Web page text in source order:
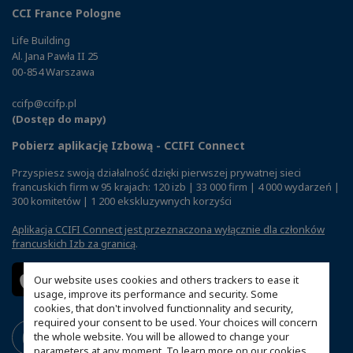
Our website uses cookies and others trackers to ease it
usage, improve its performance and security. Some
cookies, that don't involved functionnality and security,
required your consent to be used. Your choices will concern
the whole website. You will be allowed to change your
CCI France Pologne
Life Building
Al. Jana Pawła II 25
00-854 Warszawa
ccifp@ccifp.pl
(Dostęp do mapy)
Pobierz aplikację Izbową - CCIFI Connect
Przyspiesz swoją działalność dzięki pierwszej prywatnej sieci
francuskich firm w 95 krajach: 120 izb | 33 000 firm | 4 000 wydarzeń |
300 komitetów | 1 200 ekskluzywnych korzyści
Aplikacja CCIFI Connect jest przeznaczona wyłącznie dla członków
francuskich Izb za granicą.